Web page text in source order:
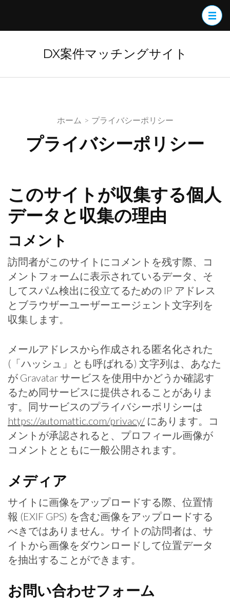
へ
す)
DX案件マッチングサイト
ホーム > プライバシーポリシー
プライバシーポリシー
このサイトが収集する個人
データと収集の理由
コメント
訪問者がこのサイトにコメントを残す際、コ
メントフォームに表示されているデータ、そ
してスパム検出に役立てるための IP アドレス
とブラウザーユーザーエージェント文字列を
収集します。
メールアドレスから作成される匿名化された
(「ハッシュ」とも呼ばれる) 文字列は、あなた
が Gravatar サービスを使用中かどうか確認す
るため同サービスに提供されることがありま
す。同サービスのプライバシーポリシーは
https://automattic.com/privacy/ にあります。コ
メントが承認されると、プロフィール画像が
コメントとともに一般公開されます。
メディア
サイトに画像をアップロードする際、位置情
報 (EXIF GPS) を含む画像をアップロードする
べきではありません。サイトの訪問者は、サ
イトから画像をダウンロードして位置データ
を抽出することができます。
お問い合わせフォーム